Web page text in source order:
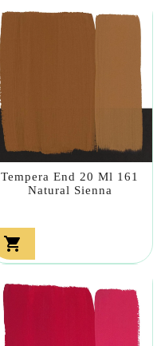
Tempera End 20 Ml 161
Natural Sienna
